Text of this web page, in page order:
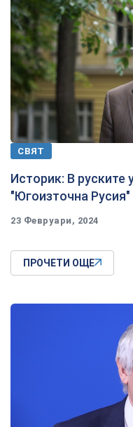
СВЯТ
Историк: В руските
"Югоизточна Русия"
23 Февруари, 2024
ПРОЧЕТИ ОЩЕ